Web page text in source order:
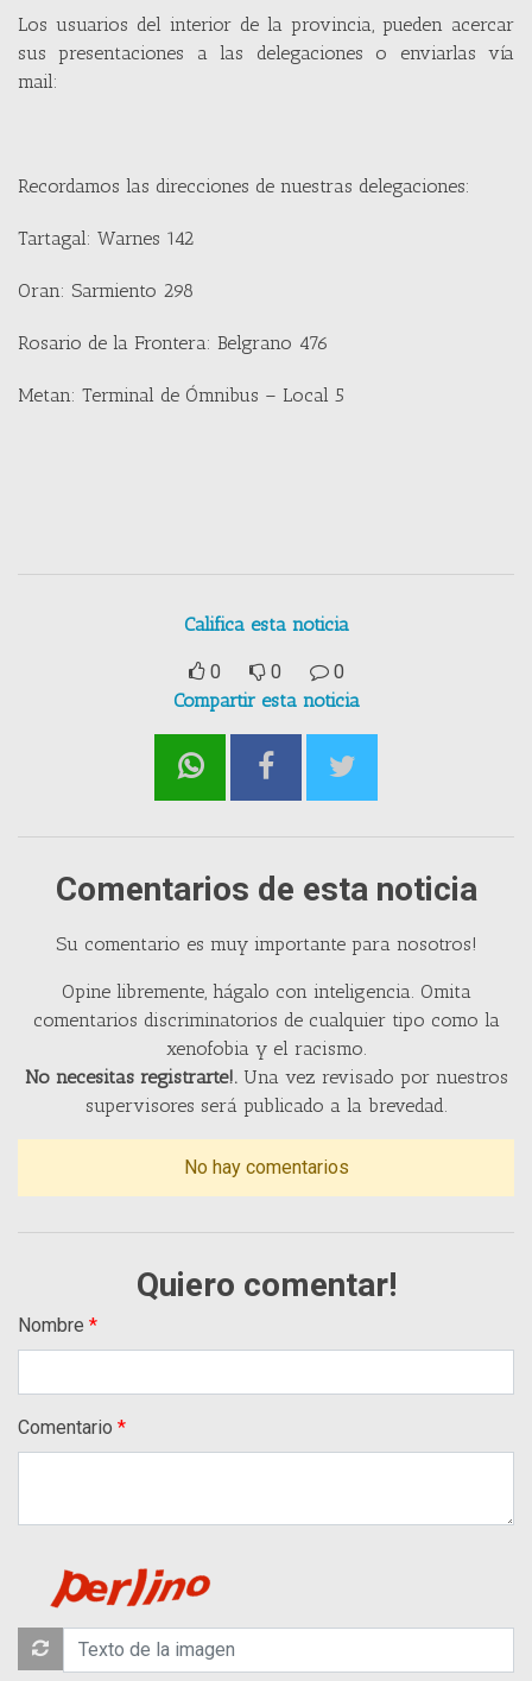
Los usuarios del interior de la provincia, pueden acercar
sus presentaciones a las delegaciones o enviarlas vía
mail:
Recordamos las direcciones de nuestras delegaciones:
Tartagal: Warnes 142
Oran: Sarmiento 298
Rosario de la Frontera: Belgrano 476
Metan: Terminal de Ómnibus – Local 5
Califica esta noticia
0 0
0
Compartir esta noticia
Comentarios de esta noticia
Su comentario es muy importante para nosotros!
Opine libremente, hágalo con inteligencia. Omita
comentarios discriminatorios de cualquier tipo como la
xenofobia y el racismo.
No necesitas registrarte!.Una vez revisado por nuestros
supervisores será publicado a la brevedad.
No hay comentarios
Quiero comentar!
Nombre
Comentario